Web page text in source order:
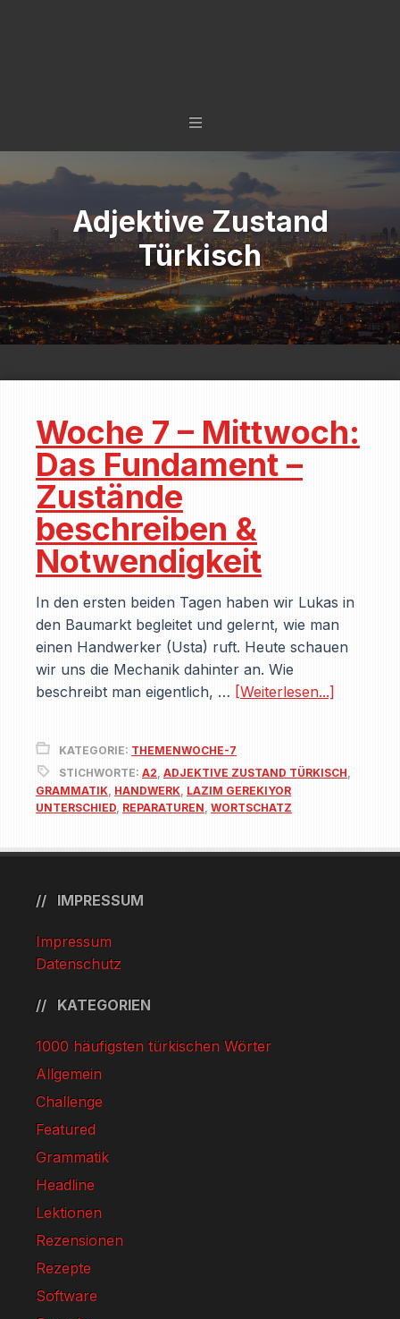
Adjektive Zustand
Türkisch
Woche 7 – Mittwoch:
Das Fundament –
Zustände
beschreiben &
Notwendigkeit
In den ersten beiden Tagen haben wir Lukas in
den Baumarkt begleitet und gelernt, wie man
einen Handwerker (Usta) ruft. Heute schauen
wir uns die Mechanik dahinter an. Wie
beschreibt man eigentlich, … [Weiterlesen...]
KATEGORIE: THEMENWOCHE-7
STICHWORTE: A2, ADJEKTIVE ZUSTAND TÜRKISCH,
GRAMMATIK, HANDWERK, LAZIM GEREKIYOR
UNTERSCHIED, REPARATUREN, WORTSCHATZ
IMPRESSUM
Impressum
Datenschutz
KATEGORIEN
1000 häufigsten türkischen Wörter
Allgemein
Challenge
Featured
Grammatik
Headline
Lektionen
Rezensionen
Rezepte
Software